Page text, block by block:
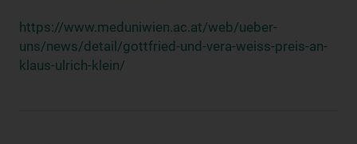
https://www.meduniwien.ac.at/web/ueber-
uns/news/detail/gottfried-und-vera-weiss-preis-an-
klaus-ulrich-klein/